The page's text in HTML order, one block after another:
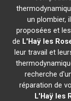
un plombier,
proposées et
de L'Haÿ les
leur travail et
recherche
réparation de
L'Haÿ les